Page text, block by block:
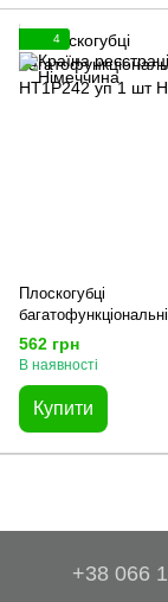
4
Плоскогубці
HT1P242 уп 1 шт
562 грн
В наявності
Купити
+38 066